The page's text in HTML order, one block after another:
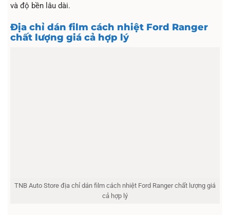
và độ bền lâu dài.
Địa chỉ dán film cách nhiệt Ford Ranger
chất lượng giá cả hợp lý
TNB Auto Store địa chỉ dán film cách nhiệt Ford Ranger chất lượng giá
cả hợp lý